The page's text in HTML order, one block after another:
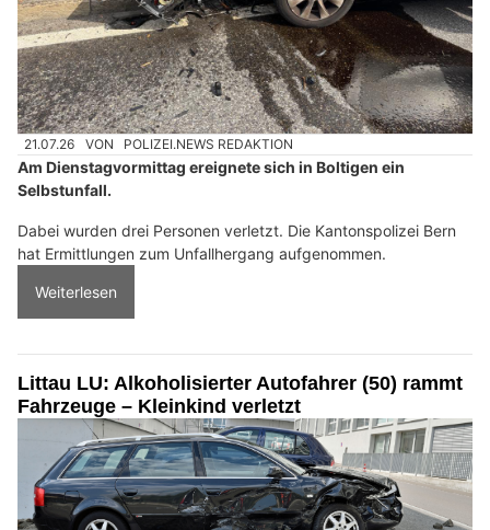
21.07.26 VON POLIZEI.NEWS REDAKTION
Am Dienstagvormittag ereignete sich in Boltigen ein
Selbstunfall.
Dabei wurden drei Personen verletzt. Die Kantonspolizei Bern
hat Ermittlungen zum Unfallhergang aufgenommen.
Weiterlesen
Littau LU: Alkoholisierter Autofahrer (50) rammt
Fahrzeuge – Kleinkind verletzt